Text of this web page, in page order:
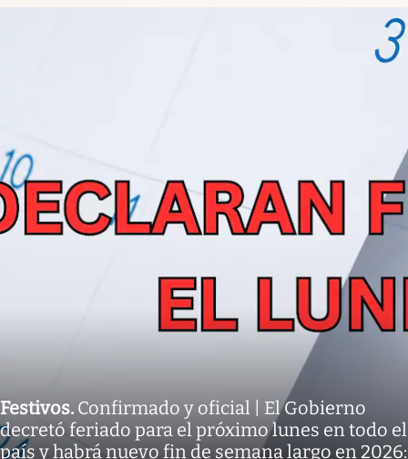
Festivos. Confirmado y oficial | El Gobierno
decretó feriado para el próximo lunes en todo el
país y habrá nuevo fin de semana largo en 2026: